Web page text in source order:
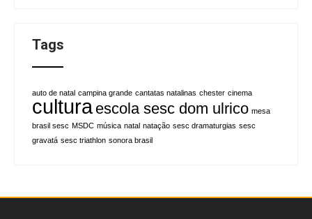
Tags
auto de natal campina grande cantatas natalinas chester cinema
cultura escola sesc dom ulrico mesa
brasil sesc MSDC música natal natação sesc dramaturgias sesc
gravatá sesc triathlon sonora brasil